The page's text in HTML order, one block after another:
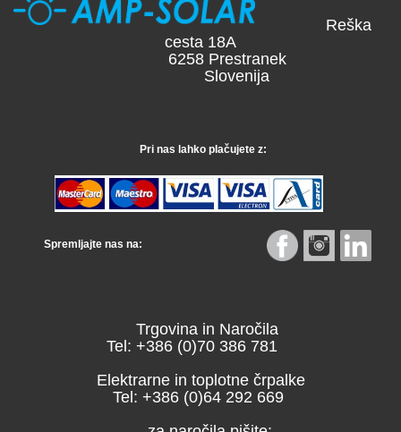
Reška
cesta 18A
6258 Prestranek
Slovenija
Pri nas lahko plačujete z:
Spremljajte nas na:
Trgovina in Naročila
Tel: +386 (0)70 386 781
Elektrarne in toplotne črpalke
Tel: +386 (0)64 292 669